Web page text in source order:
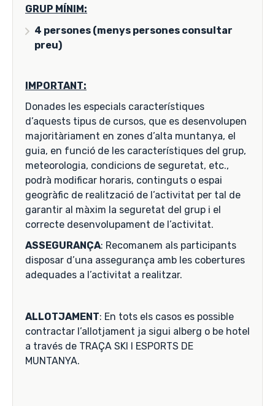
GRUP MÍNIM:
4 persones (menys persones consultar
preu)
IMPORTANT:
Donades les especials característiques
d’aquests tipus de cursos, que es desenvolupen
majoritàriament en zones d’alta muntanya, el
guia, en funció de les característiques del grup,
meteorologia, condicions de seguretat, etc.,
podrà modificar horaris, continguts o espai
geogràfic de realització de l’activitat per tal de
garantir al màxim la seguretat del grup i el
correcte desenvolupament de l’activitat.
ASSEGURANÇA: Recomanem als participants
disposar d’una assegurança amb les cobertures
adequades a l’activitat a realitzar.
ALLOTJAMENT: En tots els casos es possible
contractar l’allotjament ja sigui alberg o be hotel
a través de TRAÇA SKI I ESPORTS DE
MUNTANYA.